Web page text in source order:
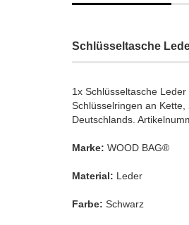
Schlüsseltasche
1x Schlüsseltasche
Schlüsselringen an
Deutschlands.
Marke: WOOD BAG®
Material: Leder
Farbe: Schwarz